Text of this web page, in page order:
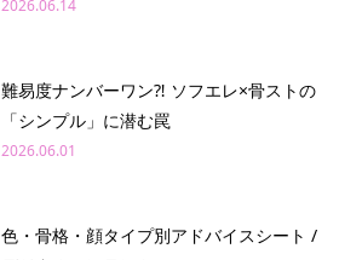
2026.06.14
難易度ナンバーワン⁈ ソフエレ×骨ストの
「シンプル」に潜む罠
2026.06.01
色・骨格・顔タイプ別アドバイスシート /